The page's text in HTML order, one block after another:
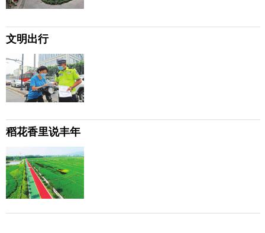
文明出行
稻花香里说丰年